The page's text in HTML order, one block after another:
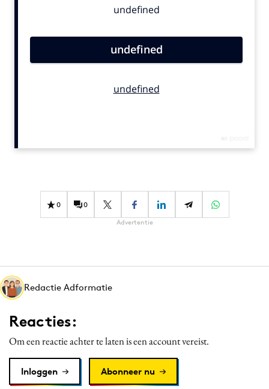
Contentmarketing
Effectiviteit
Gedragsverandering
Martech
Media
Merkstrategie
PR
Programmatic
Reputatie & crisis
0 0
Advertentie
Redactie Adformatie
Reacties:
Om een reactie achter te laten is een account vereist.
Inloggen Abonneer nu